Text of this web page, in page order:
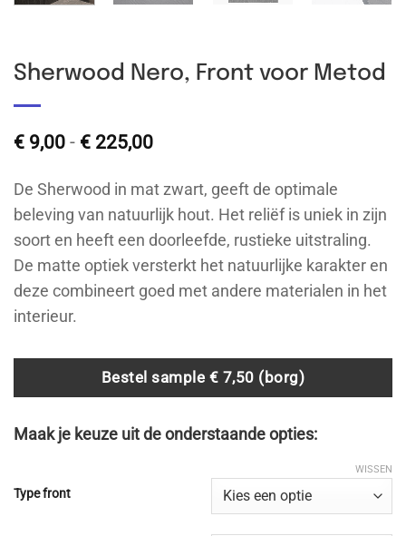
Sherwood Nero, Front voor Metod
€ 9,00 - € 225,00Prijsklasse:
tot
€ 225,00
De Sherwood in mat zwart, geeft de optimale
beleving van natuurlijk hout. Het reliëf is uniek in zijn
soort en heeft een doorleefde, rustieke uitstraling.
De matte optiek versterkt het natuurlijke karakter en
deze combineert goed met andere materialen in het
interieur.
Bestel sample € 7,50 (borg)
Maak je keuze uit de onderstaande opties:
Type front
WISSEN